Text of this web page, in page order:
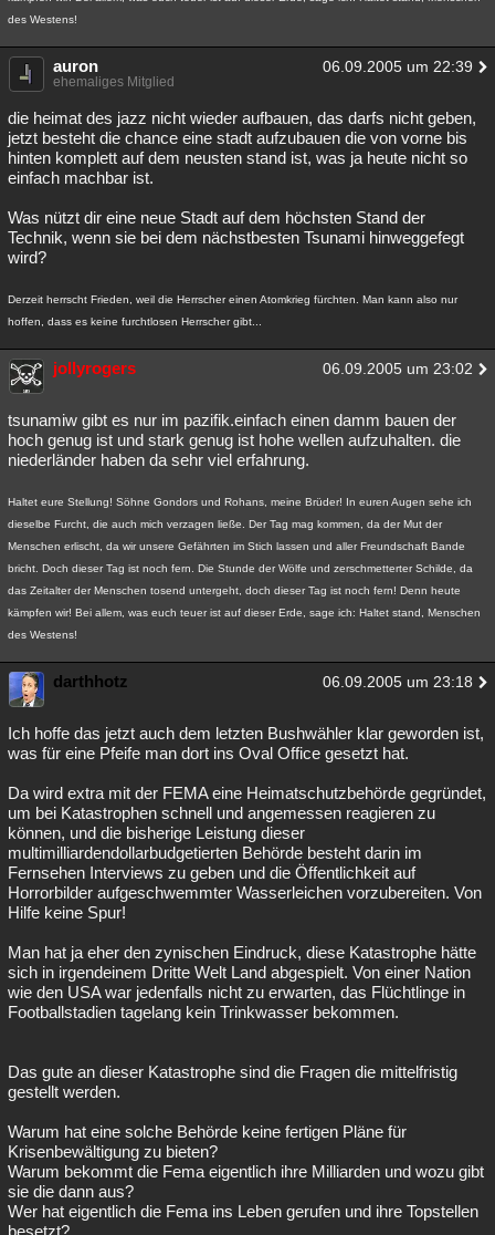
des Westens!
auron 06.09.2005 um 22:39
ehemaliges Mitglied
die heimat des jazz nicht wieder aufbauen, das darfs nicht geben,
jetzt besteht die chance eine stadt aufzubauen die von vorne bis
hinten komplett auf dem neusten stand ist, was ja heute nicht so
einfach machbar ist.
Was nützt dir eine neue Stadt auf dem höchsten Stand der
Technik, wenn sie bei dem nächstbesten Tsunami hinweggefegt
wird?
Derzeit herrscht Frieden, weil die Herrscher einen Atomkrieg fürchten. Man kann also nur
hoffen, dass es keine furchtlosen Herrscher gibt...
jollyrogers 06.09.2005 um 23:02
tsunamiw gibt es nur im pazifik.einfach einen damm bauen der
hoch genug ist und stark genug ist hohe wellen aufzuhalten. die
niederländer haben da sehr viel erfahrung.
Haltet eure Stellung! Söhne Gondors und Rohans, meine Brüder! In euren Augen sehe ich
dieselbe Furcht, die auch mich verzagen ließe. Der Tag mag kommen, da der Mut der
Menschen erlischt, da wir unsere Gefährten im Stich lassen und aller Freundschaft Bande
bricht. Doch dieser Tag ist noch fern. Die Stunde der Wölfe und zerschmetterter Schilde, da
das Zeitalter der Menschen tosend untergeht, doch dieser Tag ist noch fern! Denn heute
kämpfen wir! Bei allem, was euch teuer ist auf dieser Erde, sage ich: Haltet stand, Menschen
des Westens!
darthhotz 06.09.2005 um 23:18
Ich hoffe das jetzt auch dem letzten Bushwähler klar geworden ist,
was für eine Pfeife man dort ins Oval Office gesetzt hat.
Da wird extra mit der FEMA eine Heimatschutzbehörde gegründet,
um bei Katastrophen schnell und angemessen reagieren zu
können, und die bisherige Leistung dieser
multimilliardendollarbudgetierten Behörde besteht darin im
Fernsehen Interviews zu geben und die Öffentlichkeit auf
Horrorbilder aufgeschwemmter Wasserleichen vorzubereiten. Von
Hilfe keine Spur!
Man hat ja eher den zynischen Eindruck, diese Katastrophe hätte
sich in irgendeinem Dritte Welt Land abgespielt. Von einer Nation
wie den USA war jedenfalls nicht zu erwarten, das Flüchtlinge in
Footballstadien tagelang kein Trinkwasser bekommen.
Das gute an dieser Katastrophe sind die Fragen die mittelfristig
gestellt werden.
Warum hat eine solche Behörde keine fertigen Pläne für
Krisenbewältigung zu bieten?
Warum bekommt die Fema eigentlich ihre Milliarden und wozu gibt
sie die dann aus?
Wer hat eigentlich die Fema ins Leben gerufen und ihre Topstellen
besetzt?